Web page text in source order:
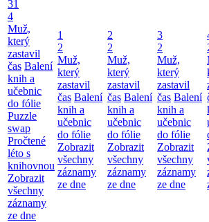
31
4
Muž,
který
zastavil
čas Balení
knih a
učebnic
do fólie
Puzzle
swap
Pročtené
léto s
knihovnou
Zobrazit
všechny
záznamy
ze dne
1
2
Muž,
který
zastavil
čas Balení
knih a
učebnic
do fólie
Zobrazit
všechny
záznamy
ze dne
2
2
Muž,
který
zastavil
čas Balení
knih a
učebnic
do fólie
Zobrazit
všechny
záznamy
ze dne
3
2
Muž,
který
zastavil
čas Balení
knih a
učebnic
do fólie
Zobrazit
všechny
záznamy
ze dne